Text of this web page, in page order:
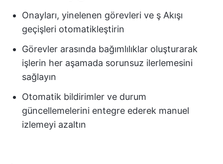
Onayları, yinelenen görevleri ve ş Akışı
geçişleri otomatikleştirin
Görevler arasında bağımlılıklar oluşturarak
işlerin her aşamada sorunsuz ilerlemesini
sağlayın
Otomatik bildirimler ve durum
güncellemelerini entegre ederek manuel
izlemeyi azaltın